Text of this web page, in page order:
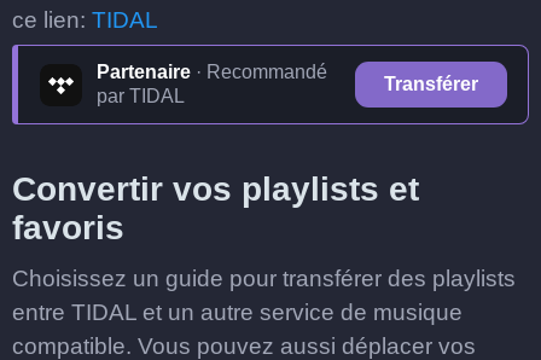
ce lien: TIDAL
Partenaire · Recommandé
par TIDAL
Transférer
Convertir vos playlists et
favoris
Choisissez un guide pour transférer des playlists
entre TIDAL et un autre service de musique
compatible. Vous pouvez aussi déplacer vos